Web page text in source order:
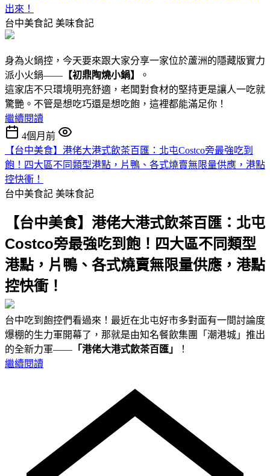
出來！
台中美食記 美味食記
身為火鍋控，今天要來跟大家分享一家位於蘆洲的隱藏版實力
派小火鍋—— 【初鼎陶燒小鍋】
。
這家店不只環境明亮舒適，老闆對食材的堅持更是讓人一吃就
驚艷。不管是想吃巧還是想吃飽，這裡都能滿足你！
繼續閱讀
4個月前
【台中美食】港佬大港式飲茶百匯：北屯Costco旁最強吃到
飽！四大區不同類型港點 ，片鴨、各式燒賣無限量供應，港點
控快衝！
台中美食記 美味食記
【台中美食】港佬大港式飲茶百匯：北屯
Costco旁最強吃到飽！四大區不同類型
港點，片鴨、各式燒賣無限量供應，港點
控快衝！
台中吃到飽控們看過來！最近在北屯好市多對面有一間討論度
爆棚的生力軍開幕了，那就是由知名餐飲集團「潮港城」推出
的全新力軍—— 「港佬大港式飲茶百匯」
！
繼續閱讀